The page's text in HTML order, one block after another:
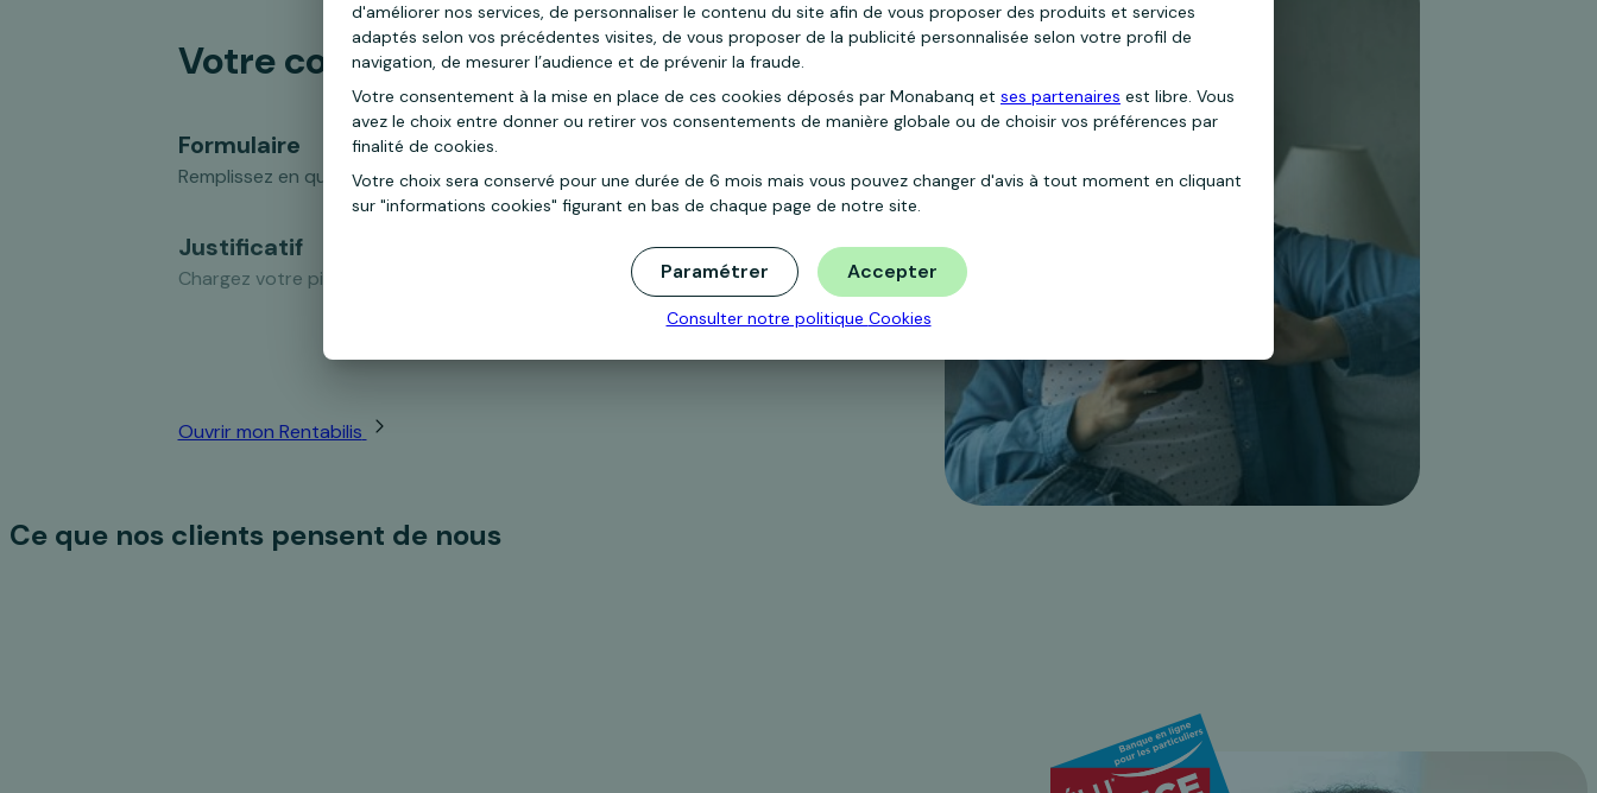
Votre compte Rentabilis ouvert en 3 étapes
Formulaire
Remplissez en quelques minutes le formulaire de souscription et signez votre contrat
Justificatif
Chargez votre pièce d'identité.
Ouvrir mon Rentabilis
Ce que nos clients pensent de nous
d'améliorer nos services, de personnaliser le contenu du site afin de vous proposer des produits et services
adaptés selon vos précédentes visites, de vous proposer de la publicité personnalisée selon votre profil de
navigation, de mesurer l’audience et de prévenir la fraude.
Votre consentement à la mise en place de ces cookies déposés par Monabanq et ses partenaires est libre. Vous
avez le choix entre donner ou retirer vos consentements de manière globale ou de choisir vos préférences par
finalité de cookies.
Votre choix sera conservé pour une durée de 6 mois mais vous pouvez changer d'avis à tout moment en cliquant
sur "informations cookies" figurant en bas de chaque page de notre site.
Accepter
Paramétrer
Consulter notre politique Cookies